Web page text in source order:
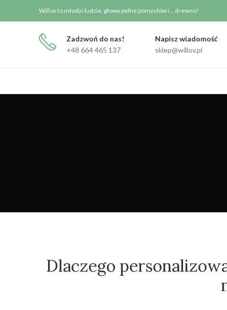
Willov to młodzi ludzie, głowy pełne pomysłów i... drewno!
Zadzwoń do nas!
+48 664 465 137
Napisz wiadomość
sklep@willov.pl
Dlaczego